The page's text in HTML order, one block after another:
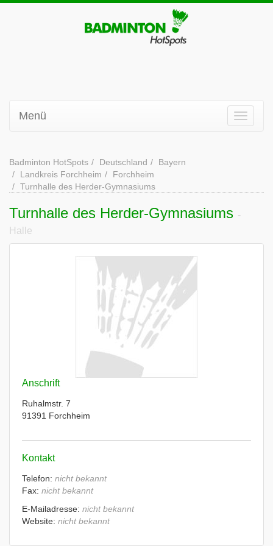
Menü
Badminton HotSpots Deutschland
Bayern
Landkreis Forchheim
Forchheim
Turnhalle des Herder-Gymnasiums
Turnhalle des Herder-Gymnasiums -
Halle
Anschrift
Ruhalmstr. 7
91391 Forchheim
Kontakt
Telefon: nicht bekannt
Fax: nicht bekannt
E-Mailadresse: nicht bekannt
Website: nicht bekannt